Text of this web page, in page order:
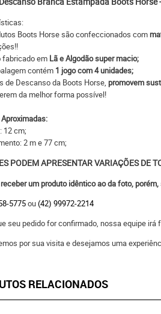
Boots Horse são confeccionados com
fabricado em Lã e Algodão super macio;
contém 1 jogo com 4 unidades;
de Descanso da Boots Horse, promovem
da melhor forma possível!
12 cm;
2 m e 77 cm;
PODEM APRESENTAR VARIAÇÕES DE
um produto idêntico ao da foto,
5775ou(42) 99972-2214
seu pedido for confirmado, nossa equipe
por sua visita e desejamos uma
RELACIONADOS